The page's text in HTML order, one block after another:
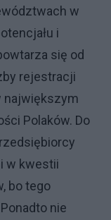
w
i
się od
rejestracji
największym
Polaków. Do
w kwestii
bo tego
nie